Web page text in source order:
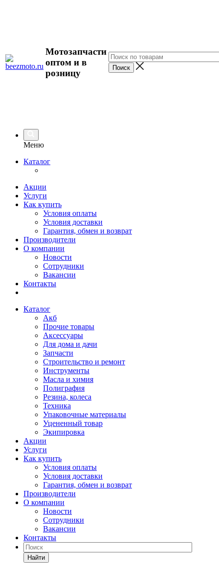
Мотозапчасти
оптом и в
розницу
Меню
Каталог
Акции
Услуги
Как купить
Условия оплаты
Условия доставки
Гарантия, обмен и возврат
Производители
О компании
Новости
Сотрудники
Вакансии
Контакты
Каталог
Акб
Прочие товары
Аксессуары
Для дома и дачи
Запчасти
Строительство и ремонт
Инструменты
Масла и химия
Полиграфия
Резина, колеса
Техника
Упаковочные материалы
Уцененный товар
Экипировка
Акции
Услуги
Как купить
Условия оплаты
Условия доставки
Гарантия, обмен и возврат
Производители
О компании
Новости
Сотрудники
Вакансии
Контакты
Найти